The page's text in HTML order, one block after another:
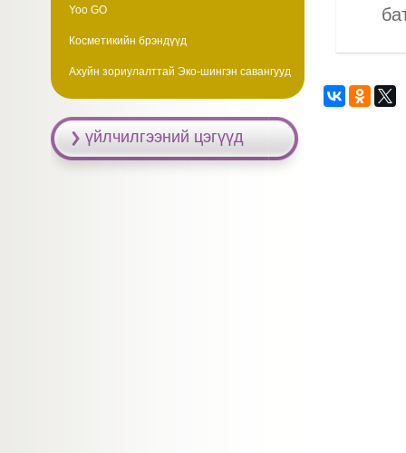
Yoo GO
Косметикийн брэндүүд
Ахуйн зориулалттай Эко-шингэн савангууд
үйлчилгээний цэгүүд